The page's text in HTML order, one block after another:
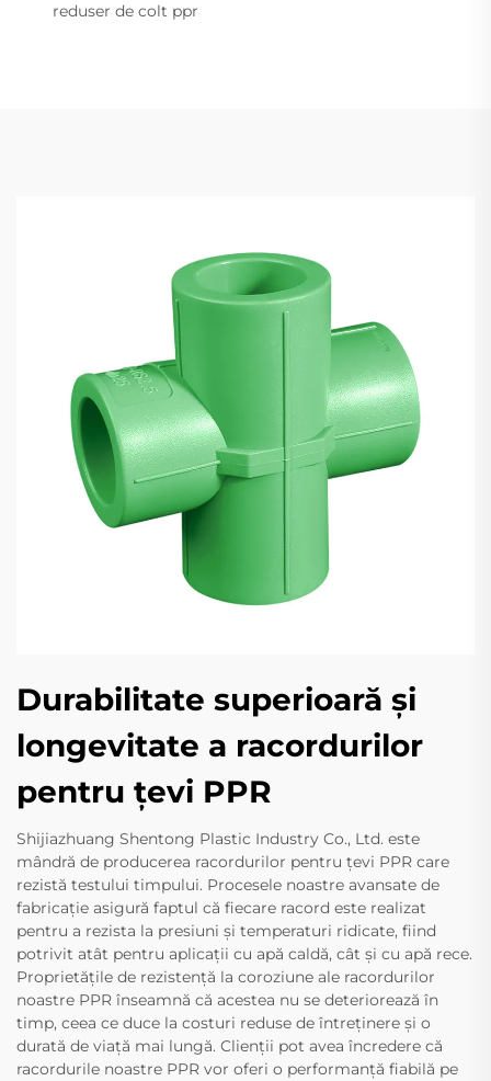
reduser de colt ppr
Durabilitate superioară și
longevitate a racordurilor
pentru țevi PPR
Shijiazhuang Shentong Plastic Industry Co., Ltd. este
mândră de producerea racordurilor pentru țevi PPR care
rezistă testului timpului. Procesele noastre avansate de
fabricație asigură faptul că fiecare racord este realizat
pentru a rezista la presiuni și temperaturi ridicate, fiind
potrivit atât pentru aplicații cu apă caldă, cât și cu apă rece.
Proprietățile de rezistență la coroziune ale racordurilor
noastre PPR înseamnă că acestea nu se deteriorează în
timp, ceea ce duce la costuri reduse de întreținere și o
durată de viață mai lungă. Clienții pot avea încredere că
racordurile noastre PPR vor oferi o performanță fiabilă pe